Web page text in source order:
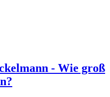
- Wie groß